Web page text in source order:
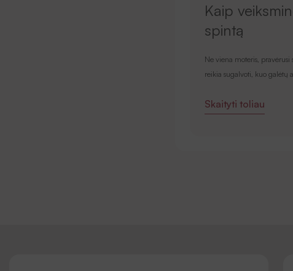
Kaip
spintą
Ne viena moteris,
reikia sugalvoti, kuo galėtų
Skaityti toliau